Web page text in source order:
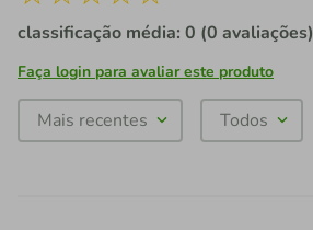
classificação média: 0 (0 avaliações)
Faça login para avaliar este produto
Mais recentes Todos